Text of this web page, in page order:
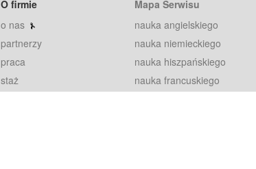
O firmie
o nas
partnerzy
praca
staż
Mapa Serwisu
nauka angielskiego
nauka niemieckiego
nauka hiszpańskiego
nauka francuskiego